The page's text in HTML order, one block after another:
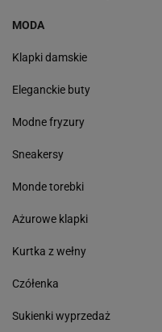
MODA
Klapki damskie
Eleganckie buty
Modne fryzury
Sneakersy
Monde torebki
Ażurowe klapki
Kurtka z wełny
Czółenka
Sukienki wyprzedaż